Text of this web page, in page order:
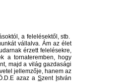
a felelésektől, stb.
vállalva. Ám az élet
érzett felelésekre,
a tornateremben, hogy
majd a világ gazdasági
jellemzője, hanem az
azaz aSzent István